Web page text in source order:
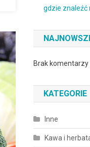
gdzie znaleźć
Brak komentarzy
KATEGORIE
Inne
Kawa i